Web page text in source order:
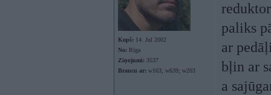
Kopš: 14. Jul 2002
No: Rīga
Ziņojumi: 3537
Braucu ar: w163; w639; w203
paliks
ar
bļin ar
a